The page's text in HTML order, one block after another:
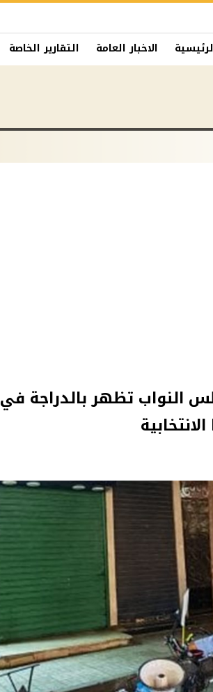
الاخبار العامة التقارير الخاصة
النواب تظهر بالدراجة في